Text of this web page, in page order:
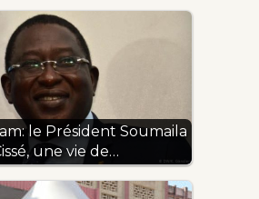
le Président Soumaila
une vie de…